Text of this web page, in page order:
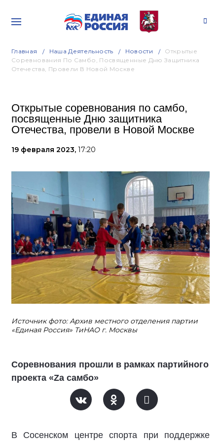
Главная Наша Деятельность Новости
Открытые
Соревнования По Самбо, Посвященные Дню Защитника
Отечества, Провели В Новой Москве
Открытые соревнования по самбо,
посвященные Дню защитника
Отечества, провели в Новой Москве
19 февраля 2023, 17:20
Источник фото: Архив местного отделения партии
«Единая Россия» ТиНАО г. Москвы
Соревнования прошли в рамках партийного
проекта «Zа самбо»
В Сосенском центре спорта при поддержке